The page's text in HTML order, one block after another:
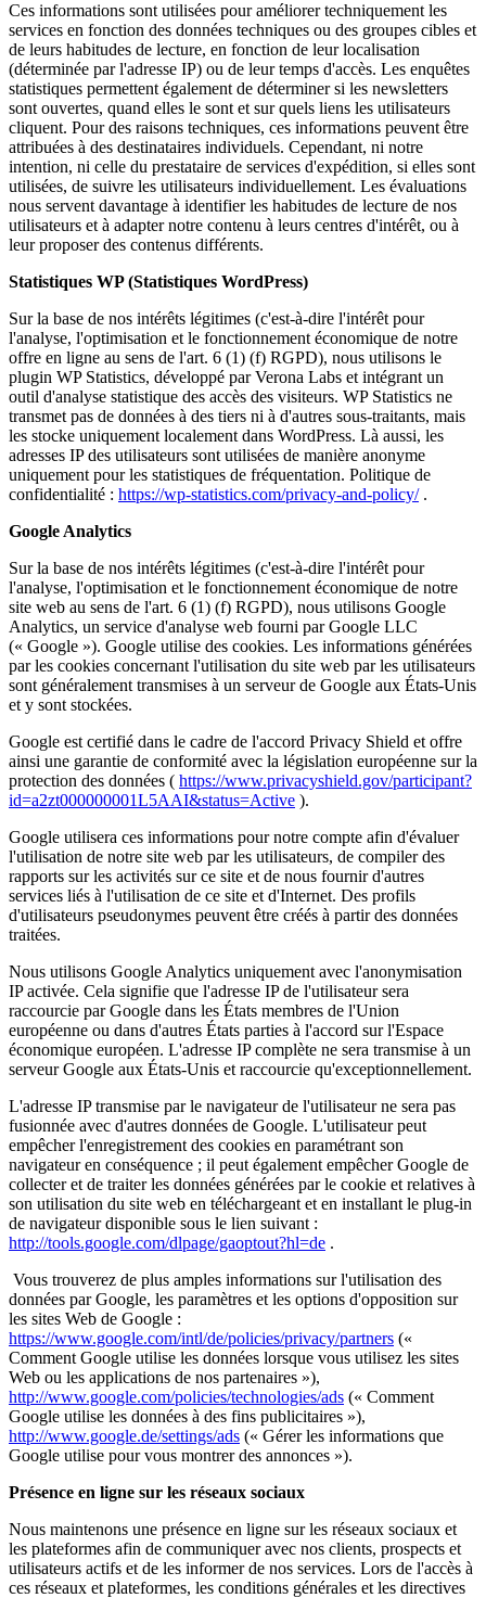
Ces informations sont utilisées pour améliorer techniquement les
services en fonction des données techniques ou des groupes cibles et
de leurs habitudes de lecture, en fonction de leur localisation
(déterminée par l'adresse IP) ou de leur temps d'accès. Les enquêtes
statistiques permettent également de déterminer si les newsletters
sont ouvertes, quand elles le sont et sur quels liens les utilisateurs
cliquent. Pour des raisons techniques, ces informations peuvent être
attribuées à des destinataires individuels. Cependant, ni notre
intention, ni celle du prestataire de services d'expédition, si elles sont
utilisées, de suivre les utilisateurs individuellement. Les évaluations
nous servent davantage à identifier les habitudes de lecture de nos
utilisateurs et à adapter notre contenu à leurs centres d'intérêt, ou à
leur proposer des contenus différents.
Statistiques WP (Statistiques WordPress)
Sur la base de nos intérêts légitimes (c'est-à-dire l'intérêt pour
l'analyse, l'optimisation et le fonctionnement économique de notre
offre en ligne au sens de l'art. 6 (1) (f) RGPD), nous utilisons le
plugin WP Statistics, développé par Verona Labs et intégrant un
outil d'analyse statistique des accès des visiteurs. WP Statistics ne
transmet pas de données à des tiers ni à d'autres sous-traitants, mais
les stocke uniquement localement dans WordPress. Là aussi, les
adresses IP des utilisateurs sont utilisées de manière anonyme
uniquement pour les statistiques de fréquentation. Politique de
confidentialité : https://wp-statistics.com/privacy-and-policy/.
Google Analytics
Sur la base de nos intérêts légitimes (c'est-à-dire l'intérêt pour
l'analyse, l'optimisation et le fonctionnement économique de notre
site web au sens de l'art. 6 (1) (f) RGPD), nous utilisons Google
Analytics, un service d'analyse web fourni par Google LLC
(« Google »). Google utilise des cookies. Les informations générées
par les cookies concernant l'utilisation du site web par les utilisateurs
sont généralement transmises à un serveur de Google aux États-Unis
et y sont stockées.
Google est certifié dans le cadre de l'accord Privacy Shield et offre
ainsi une garantie de conformité avec la législation européenne sur la
protection des données ( https://www.privacyshield.gov/participant?
id=a2zt000000001L5AAI&status=Active ).
Google utilisera ces informations pour notre compte afin d'évaluer
l'utilisation de notre site web par les utilisateurs, de compiler des
rapports sur les activités sur ce site et de nous fournir d'autres
services liés à l'utilisation de ce site et d'Internet. Des profils
d'utilisateurs pseudonymes peuvent être créés à partir des données
traitées.
Nous utilisons Google Analytics uniquement avec l'anonymisation
IP activée. Cela signifie que l'adresse IP de l'utilisateur sera
raccourcie par Google dans les États membres de l'Union
européenne ou dans d'autres États parties à l'accord sur l'Espace
économique européen. L'adresse IP complète ne sera transmise à un
serveur Google aux États-Unis et raccourcie qu'exceptionnellement.
L'adresse IP transmise par le navigateur de l'utilisateur ne sera pas
fusionnée avec d'autres données de Google. L'utilisateur peut
empêcher l'enregistrement des cookies en paramétrant son
navigateur en conséquence ; il peut également empêcher Google de
collecter et de traiter les données générées par le cookie et relatives à
son utilisation du site web en téléchargeant et en installant le plug-in
de navigateur disponible sous le lien suivant :
http://tools.google.com/dlpage/gaoptout?hl=de .
Vous trouverez de plus amples informations sur l'utilisation des
données par Google, les paramètres et les options d'opposition sur
les sites Web de Google :
https://www.google.com/intl/de/policies/privacy/partners («
Comment Google utilise les données lorsque vous utilisez les sites
Web ou les applications de nos partenaires »),
http://www.google.com/policies/technologies/ads (« Comment
Google utilise les données à des fins publicitaires »),
http://www.google.de/settings/ads (« Gérer les informations que
Google utilise pour vous montrer des annonces »).
Présence en ligne sur les réseaux sociaux
Nous maintenons une présence en ligne sur les réseaux sociaux et
les plateformes afin de communiquer avec nos clients, prospects et
utilisateurs actifs et de les informer de nos services. Lors de l'accès à
ces réseaux et plateformes, les conditions générales et les directives